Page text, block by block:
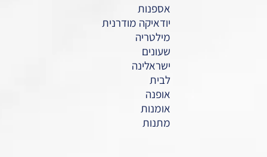
אספנות
יודאיקה מודרנית
מילטריה
שעונים
ישראלינה
לבית
אופנה
אומנות
מתנות